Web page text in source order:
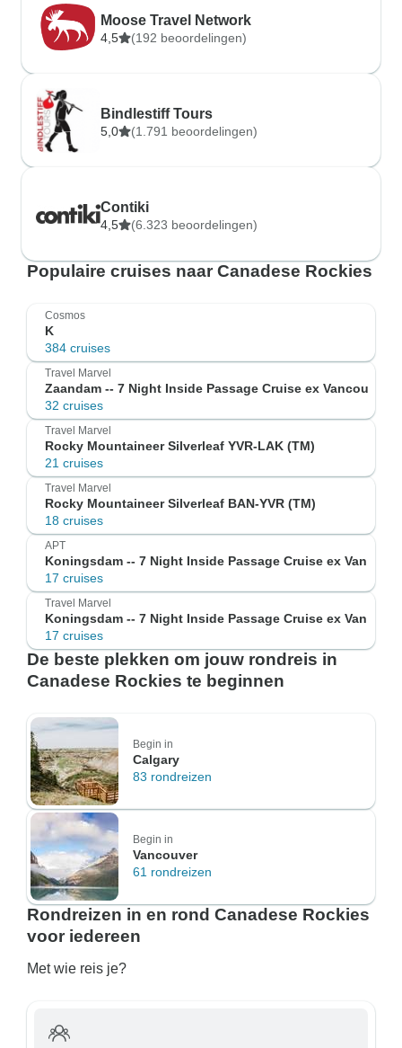
Moose Travel Network
4,5 (192 beoordelingen)
Bindlestiff Tours
5,0 (1.791 beoordelingen)
Contiki
4,5 (6.323 beoordelingen)
Populaire cruises naar Canadese Rockies
Cosmos
K
384 cruises
Travel Marvel
Zaandam -- 7 Night Inside Passage Cruise ex Vancou
32 cruises
Travel Marvel
Rocky Mountaineer Silverleaf YVR-LAK (TM)
21 cruises
Travel Marvel
Rocky Mountaineer Silverleaf BAN-YVR (TM)
18 cruises
APT
Koningsdam -- 7 Night Inside Passage Cruise ex Van
17 cruises
Travel Marvel
Koningsdam -- 7 Night Inside Passage Cruise ex Van
17 cruises
De beste plekken om jouw rondreis in
Canadese Rockies te beginnen
Begin in
Calgary
83 rondreizen
Begin in
Vancouver
61 rondreizen
Rondreizen in en rond Canadese Rockies
voor iedereen
Met wie reis je?